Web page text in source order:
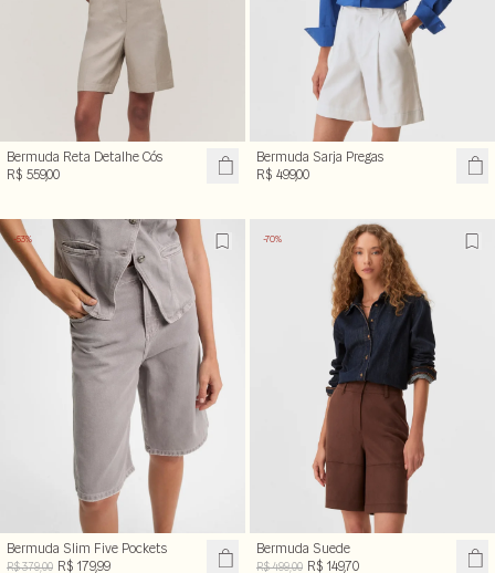
Bermuda Reta Detalhe Cós
R$ 559,00
Bermuda Sarja Pregas
R$ 499,00
-53%
Bermuda Slim Five Pockets
R$ 379,00 R$ 179,99
-70%
Bermuda Suede
R$ 499,00 R$ 149,70